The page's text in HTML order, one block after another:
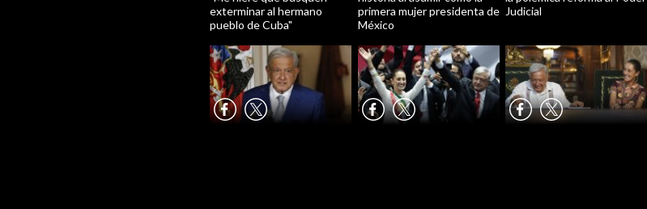
exterminar al hermano
pueblo de Cuba"
primera mujer presidenta de
México
Judicial